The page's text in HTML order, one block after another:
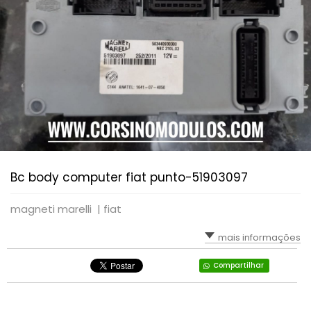
Bc body computer fiat punto-51903097
magneti marelli | fiat
mais informações
Compartilhar